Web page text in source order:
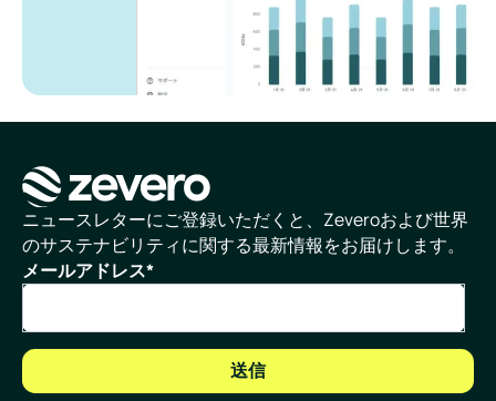
ホームページ
ニュースレターにご登録いただくと、Zeveroおよび世界
のサステナビリティに関する最新情報をお届けします。
メールアドレス*